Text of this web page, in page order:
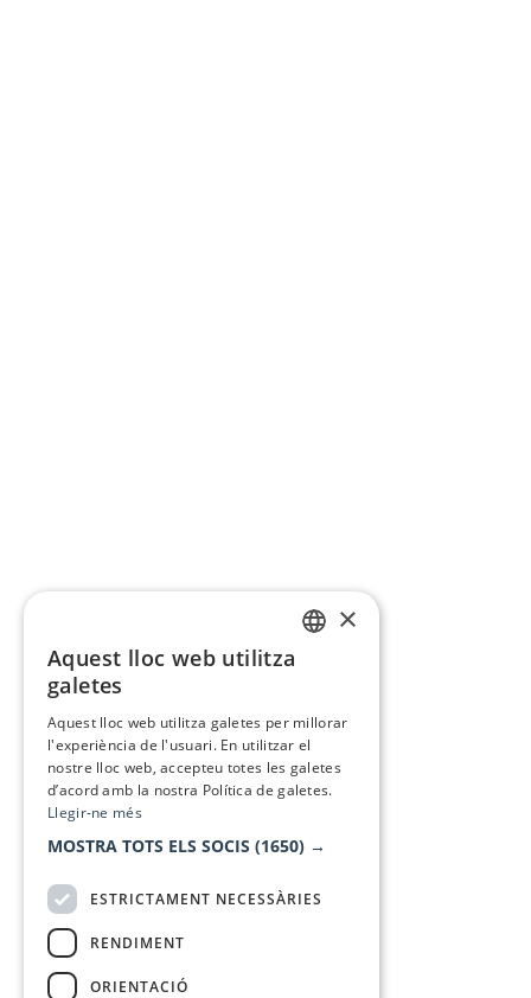
×
Aquest lloc web utilitza
galetes
Aquest lloc web utilitza galetes per millorar
l'experiència de l'usuari. En utilitzar el
nostre lloc web, accepteu totes les galetes
d’acord amb la nostra Política de galetes.
Llegir-ne més
MOSTRA TOTS ELS SOCIS (1650) →
ESTRICTAMENT NECESSÀRIES
RENDIMENT
ORIENTACIÓ